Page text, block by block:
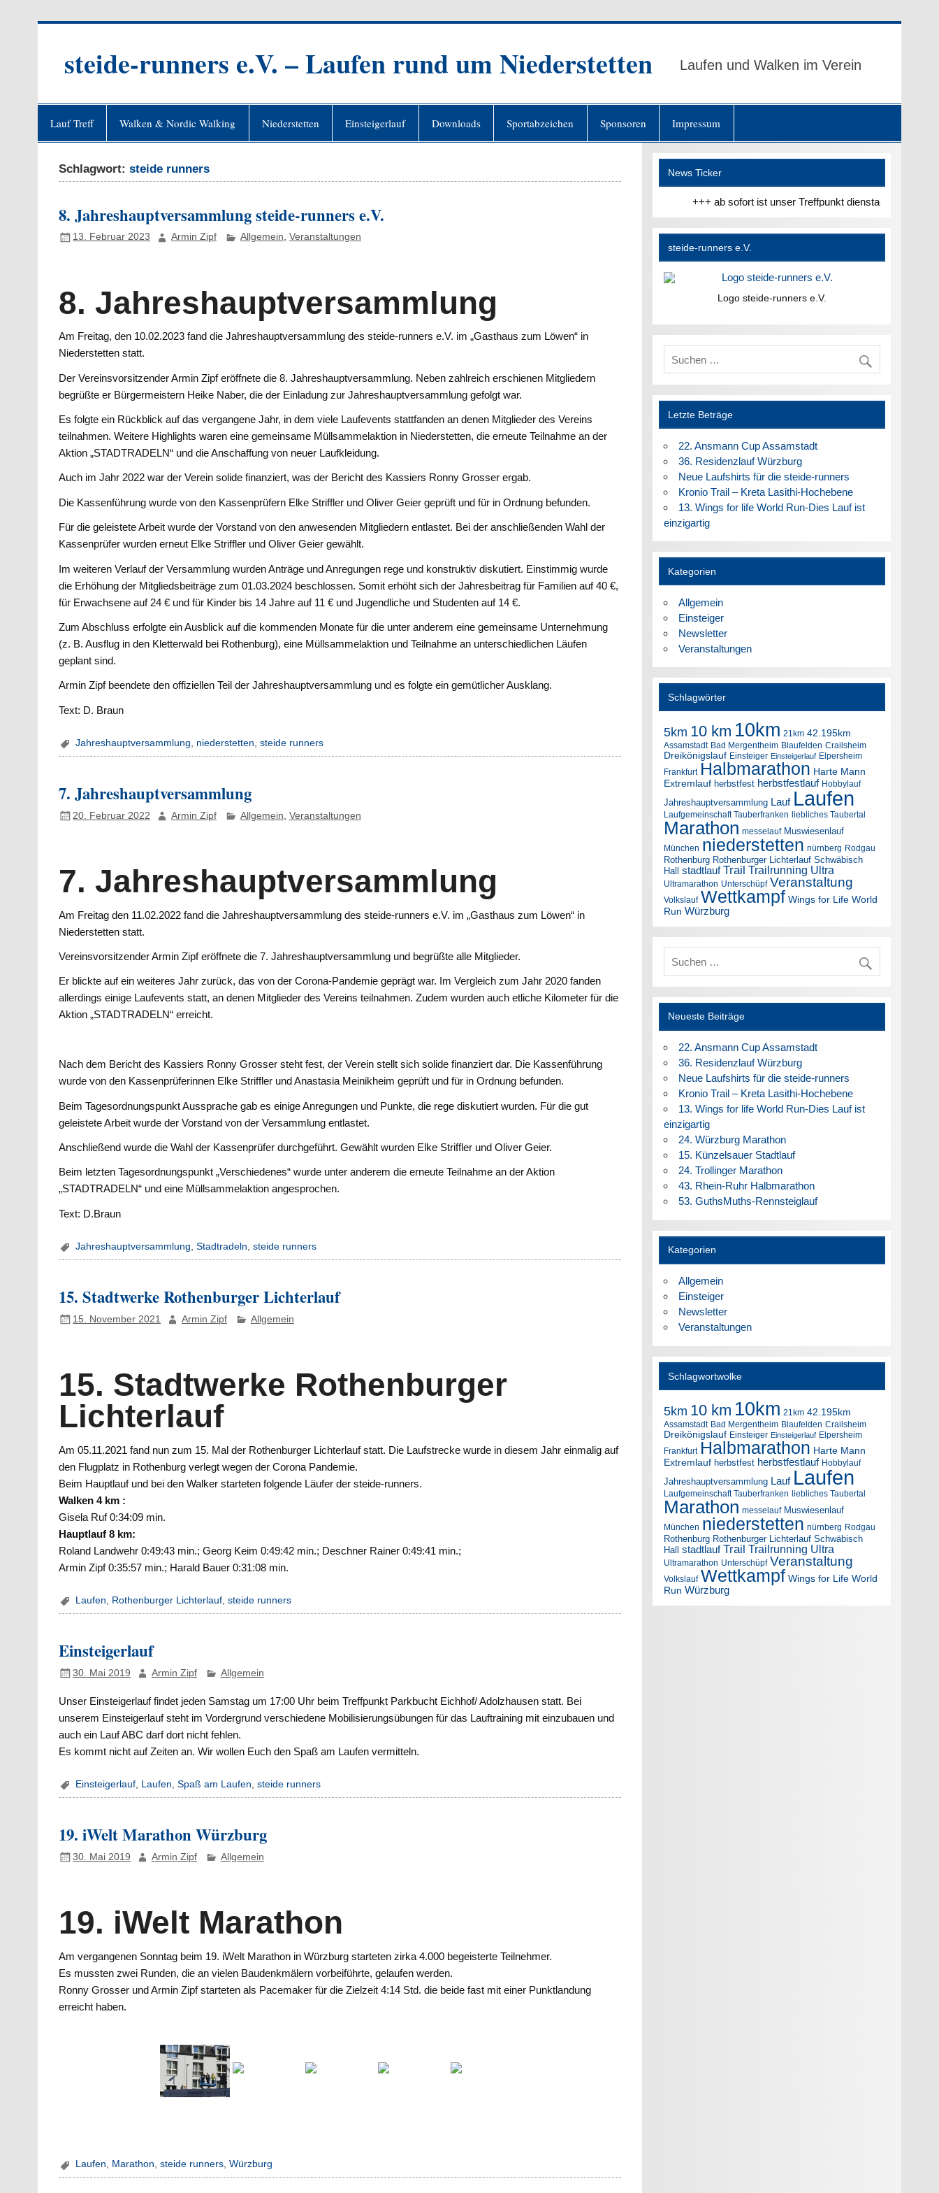
steide-runners e.V. – Laufen rund um Niederstetten Laufen und Walken im Verein
Lauf Treff Walken & Nordic Walking Niederstetten Einsteigerlauf Downloads Sportabzeichen Sponsoren Impressum
Schlagwort:steide runners
8. Jahreshauptversammlung steide-runners e.V.
13. Februar 2023 Armin Zipf Allgemein, Veranstaltungen
8. Jahreshauptversammlung
Am Freitag, den 10.02.2023 fand die Jahreshauptversammlung des steide-runners e.V. im „Gasthaus zum Löwen“ in
Niederstetten statt.
Der Vereinsvorsitzender Armin Zipf eröffnete die 8. Jahreshauptversammlung. Neben zahlreich erschienen Mitgliedern
begrüßte er Bürgermeistern Heike Naber, die der Einladung zur Jahreshauptversammlung gefolgt war.
Es folgte ein Rückblick auf das vergangene Jahr, in dem viele Laufevents stattfanden an denen Mitglieder des Vereins
teilnahmen. Weitere Highlights waren eine gemeinsame Müllsammelaktion in Niederstetten, die erneute Teilnahme an der
Aktion „STADTRADELN“ und die Anschaffung von neuer Laufkleidung.
Auch im Jahr 2022 war der Verein solide finanziert, was der Bericht des Kassiers Ronny Grosser ergab.
Die Kassenführung wurde von den Kassenprüfern Elke Striffler und Oliver Geier geprüft und für in Ordnung befunden.
Für die geleistete Arbeit wurde der Vorstand von den anwesenden Mitgliedern entlastet. Bei der anschließenden Wahl der
Kassenprüfer wurden erneut Elke Striffler und Oliver Geier gewählt.
Im weiteren Verlauf der Versammlung wurden Anträge und Anregungen rege und konstruktiv diskutiert. Einstimmig wurde
die Erhöhung der Mitgliedsbeiträge zum 01.03.2024 beschlossen. Somit erhöht sich der Jahresbeitrag für Familien auf 40 €,
für Erwachsene auf 24 € und für Kinder bis 14 Jahre auf 11 € und Jugendliche und Studenten auf 14 €.
Zum Abschluss erfolgte ein Ausblick auf die kommenden Monate für die unter anderem eine gemeinsame Unternehmung
(z. B. Ausflug in den Kletterwald bei Rothenburg), eine Müllsammelaktion und Teilnahme an unterschiedlichen Läufen
geplant sind.
Armin Zipf beendete den offiziellen Teil der Jahreshauptversammlung und es folgte ein gemütlicher Ausklang.
Text: D. Braun
Jahreshauptversammlung niederstetten ,steide runners
7. Jahreshauptversammlung
20. Februar 2022 Armin Zipf Allgemein Veranstaltungen
7. Jahreshauptversammlung
Am Freitag den 11.02.2022 fand die Jahreshauptversammlung des steide-runners e.V. im „Gasthaus zum Löwen“ in
Niederstetten statt.
Vereinsvorsitzender Armin Zipf eröffnete die 7. Jahreshauptversammlung und begrüßte alle Mitglieder.
Er blickte auf ein weiteres Jahr zurück, das von der Corona-Pandemie geprägt war. Im Vergleich zum Jahr 2020 fanden
allerdings einige Laufevents statt, an denen Mitglieder des Vereins teilnahmen. Zudem wurden auch etliche Kilometer für die
Aktion „STADTRADELN“ erreicht.
Nach dem Bericht des Kassiers Ronny Grosser steht fest, der Verein stellt sich solide finanziert dar. Die Kassenführung
wurde von den Kassenprüferinnen Elke Striffler und Anastasia Meinikheim geprüft und für in Ordnung befunden.
Beim Tagesordnungspunkt Aussprache gab es einige Anregungen und Punkte, die rege diskutiert wurden. Für die gut
geleistete Arbeit wurde der Vorstand von der Versammlung entlastet.
Anschließend wurde die Wahl der Kassenprüfer durchgeführt. Gewählt wurden Elke Striffler und Oliver Geier.
Beim letzten Tagesordnungspunkt „Verschiedenes“ wurde unter anderem die erneute Teilnahme an der Aktion
„STADTRADELN“ und eine Müllsammelaktion angesprochen.
Text: D.Braun
Jahreshauptversammlung ,Stadtradeln ,steide runners
15. Stadtwerke Rothenburger Lichterlauf
15. November 2021 Armin Zipf Allgemein
15. Stadtwerke Rothenburger
Lichterlauf
Am 05.11.2021 fand nun zum 15. Mal der Rothenburger Lichterlauf statt. Die Laufstrecke wurde in diesem Jahr einmalig auf
den Flugplatz in Rothenburg verlegt wegen der Corona Pandemie.
Beim Hauptlauf und bei den Walker starteten folgende Läufer der steide-runners.
Walken 4 km :
Gisela Ruf 0:34:09 min.
Hauptlauf 8 km:
Roland Landwehr 0:49:43 min.; Georg Keim 0:49:42 min.; Deschner Rainer 0:49:41 min.;
Armin Zipf 0:35:57 min.; Harald Bauer 0:31:08 min.
Laufen Rothenburger Lichterlauf ,steide runners
Einsteigerlauf
30. Mai 2019 Armin Zipf Allgemein
Unser Einsteigerlauf findet jeden Samstag um 17:00 Uhr beim Treffpunkt Parkbucht Eichhof/ Adolzhausen statt. Bei
unserem Einsteigerlauf steht im Vordergrund verschiedene Mobilisierungsübungen für das Lauftraining mit einzubauen und
auch ein Lauf ABC darf dort nicht fehlen.
Es kommt nicht auf Zeiten an. Wir wollen Euch den Spaß am Laufen vermitteln.
Einsteigerlauf Laufen ,Spaß am Laufen ,steide runners
19. iWelt Marathon Würzburg
30. Mai 2019 Armin Zipf Allgemein
19. iWelt Marathon
Am vergangenen Sonntag beim 19. iWelt Marathon in Würzburg starteten zirka 4.000 begeisterte Teilnehmer.
Es mussten zwei Runden, die an vielen Baudenkmälern vorbeiführte, gelaufen werden.
Ronny Grosser und Armin Zipf starteten als Pacemaker für die Zielzeit 4:14 Std. die beide fast mit einer Punktlandung
erreicht haben.
Laufen, Marathon,steide runners,Würzburg
News Ticker
+++ ab sofort ist unser Treffpunkt dienstags und
steide-runners e.V.
Logo steide-runners e.V.
Letzte Beträge
22. Ansmann Cup Assamstadt
36. Residenzlauf Würzburg
Neue Laufshirts für die steide-runners
Kronio Trail – Kreta Lasithi-Hochebene
13. Wings for life World Run-Dies Lauf ist
einzigartig
Kategorien
Allgemein
Einsteiger
Newsletter
Veranstaltungen
Schlagwörter
5km 10 km 10km 21km 42.195km
Assamstadt Bad Mergentheim Blaufelden Crailsheim
Dreikönigslauf Einsteiger Einsteigerlauf Elpersheim
Frankfurt Halbmarathon Harte Mann
Extremlauf herbstfest herbstfestlauf Hobbylauf
Jahreshauptversammlung Lauf Laufen
Laufgemeinschaft Tauberfranken liebliches Taubertal
Marathon messelauf Muswiesenlauf
München niederstetten nürnberg Rodgau
Rothenburg Rothenburger Lichterlauf Schwäbisch
Hall stadtlauf Trail Trailrunning Ultra
Ultramarathon Unterschüpf Veranstaltung
Volkslauf Wettkampf Wings for Life World
Run Würzburg
Neueste Beiträge
22. Ansmann Cup Assamstadt
36. Residenzlauf Würzburg
Neue Laufshirts für die steide-runners
Kronio Trail – Kreta Lasithi-Hochebene
13. Wings for life World Run-Dies Lauf ist
einzigartig
24. Würzburg Marathon
15. Künzelsauer Stadtlauf
24. Trollinger Marathon
43. Rhein-Ruhr Halbmarathon
53. GuthsMuths-Rennsteiglauf
Kategorien
Allgemein
Einsteiger
Newsletter
Veranstaltungen
Schlagwortwolke
5km 10 km 10km 21km 42.195km
Assamstadt Bad Mergentheim Blaufelden Crailsheim
Dreikönigslauf Einsteiger Einsteigerlauf Elpersheim
Frankfurt Halbmarathon Harte Mann
Extremlauf herbstfest herbstfestlauf Hobbylauf
Jahreshauptversammlung Lauf Laufen
Laufgemeinschaft Tauberfranken liebliches Taubertal
Marathon messelauf Muswiesenlauf
München niederstetten nürnberg Rodgau
Rothenburg Rothenburger Lichterlauf Schwäbisch
Hall stadtlauf Trail Trailrunning Ultra
Ultramarathon Unterschüpf Veranstaltung
Volkslauf Wettkampf Wings for Life World
Run Würzburg